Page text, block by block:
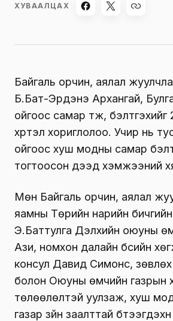
ХУВААЛЦАХ
Байгаль орчин, аялал
Б.Бат-Эрдэнэ Архангай,
ойгоос самар түүж, бэлтгэхийг
хүртэл хориглолоо. Учир нь
ойгоос хуш модны самар
тогтоосон дээд хэмжээний
Мөн Байгаль орчин, аялал
яамны Төрийн нарийн
Э.Баттулга Дэлхийн оюуны
Ази, номхон далайн бүсийн
консул Давид Симонс,
болон Оюуны өмчийн газрын
төлөөлөлтэй уулзаж, хуш
газар зүйн заалттай